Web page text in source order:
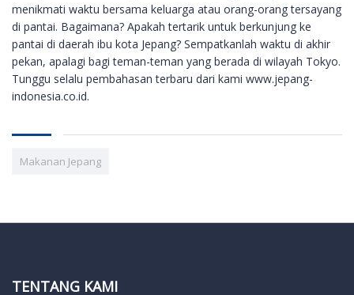
menikmati waktu bersama keluarga atau orang-orang tersayang
di pantai. Bagaimana? Apakah tertarik untuk berkunjung ke
pantai di daerah ibu kota Jepang? Sempatkanlah waktu di akhir
pekan, apalagi bagi teman-teman yang berada di wilayah Tokyo.
Tunggu selalu pembahasan terbaru dari kami www.jepang-
indonesia.co.id.
Makanan Jepang
TENTANG KAMI